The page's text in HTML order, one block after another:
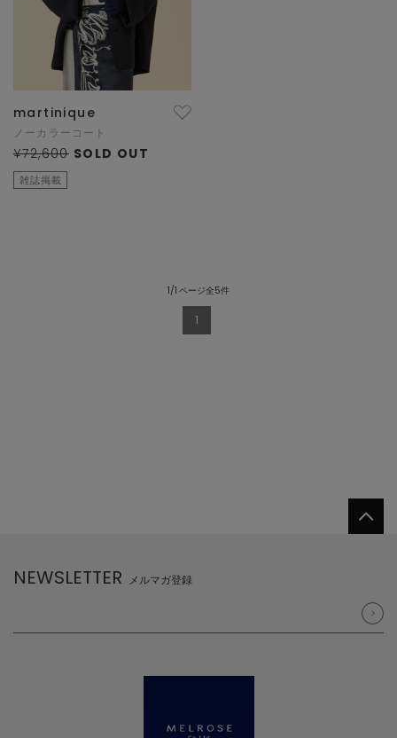
martinique
ノーカラーコート
¥72,600 SOLD OUT
雑誌掲載
1/1 ページ全5件
1
NEWSLETTER メルマガ登録